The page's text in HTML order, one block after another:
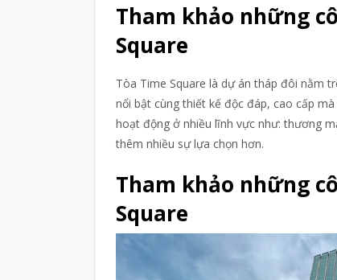
​​​​​​​Tham khảo những
Square
Tòa Time Square là dự án tháp đôi nằm
nổi bật cùng thiết kế độc đáp, cao cấp
hoạt động ở nhiều lĩnh vực như: thương
thêm nhiều sự lựa chọn hơn.
Tham khảo những
Square